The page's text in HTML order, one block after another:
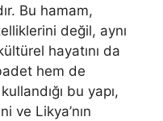
Bu hamam,
değil, aynı
hayatını da
hem de
bu yapı,
ve Likya’nın